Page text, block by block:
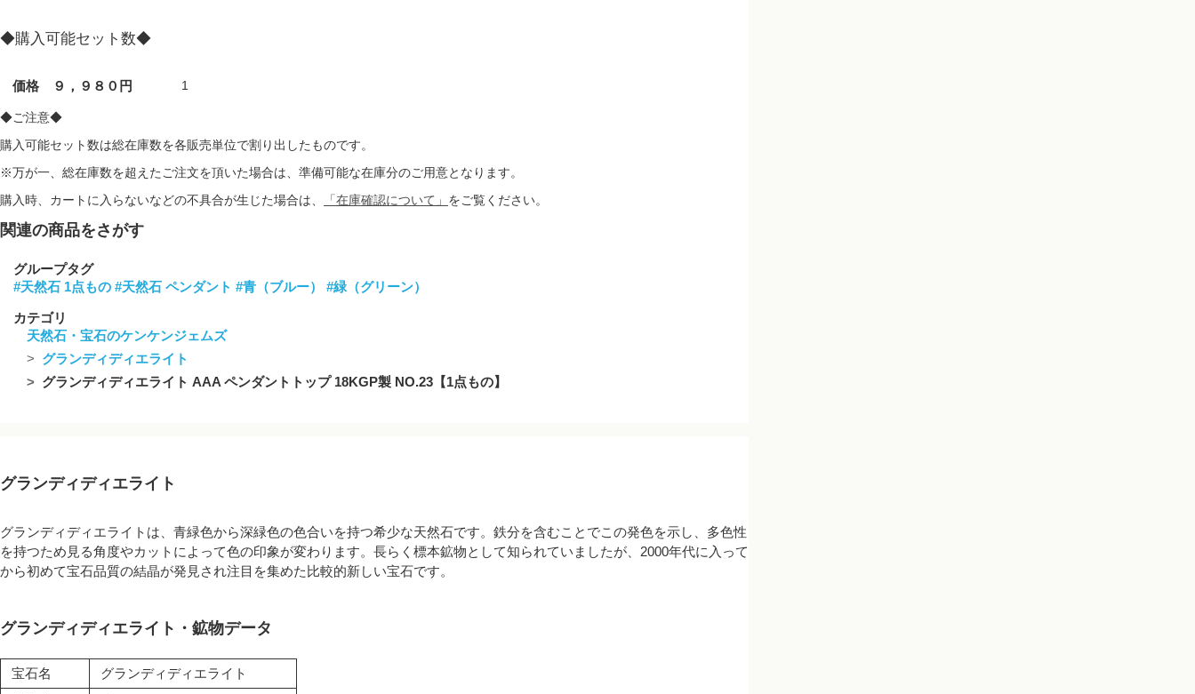
◆購入可能セット数◆
価格 ９，９８０円 1
◆ご注意◆
購入可能セット数は総在庫数を各販売単位で割り出したものです。
※万が一、総在庫数を超えたご注文を頂いた場合は、準備可能な在庫分のご用意となります。
購入時、カートに入らないなどの不具合が生じた場合は、
「在庫確認について」 をご覧ください。
関連の商品をさがす
グループタグ
#天然石 1点もの #天然石 ペンダント #青（ブルー） #緑（グリーン）
カテゴリ
天然石・宝石のケンケンジェムズ
グランディディエライト
グランディディエライト AAA ペンダントトップ 18KGP製 NO.23【1点もの】
グランディディエライト
グランディディエライトは、青緑色から深緑色の色合いを持つ希少な天然石です。鉄分を含むことでこの発色を示し、多色性
を持つため見る角度やカットによって色の印象が変わります。長らく標本鉱物として知られていましたが、2000年代に入って
から初めて宝石品質の結晶が発見され注目を集めた比較的新しい宝石です。
グランディディエライト・鉱物データ
宝石名
グランディディエライト